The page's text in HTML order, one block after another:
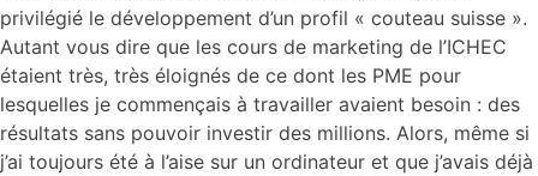
privilégié le développement d’un profil « couteau suisse ».
Autant vous dire que les cours de marketing de l’ICHEC
étaient très, très éloignés de ce dont les PME pour
lesquelles je commençais à travailler avaient besoin : des
résultats sans pouvoir investir des millions. Alors, même si
j’ai toujours été à l’aise sur un ordinateur et que j’avais déjà